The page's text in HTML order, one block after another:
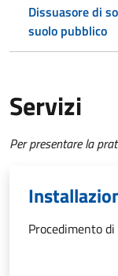
Dissuasore di
suolo pubblico
Servizi
Per presentare la
Procedimento